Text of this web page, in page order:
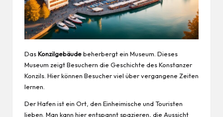
DasKonzilgebäudebeherbergt ein Museum. Dieses
Museum zeigt Besuchern die Geschichte des Konstanzer
Konzils. Hier können Besucher viel über vergangene Zeiten
lernen.
Der Hafen ist ein Ort, den Einheimische und Touristen
lieben. Man kann hier entspannt spazieren, die Aussicht